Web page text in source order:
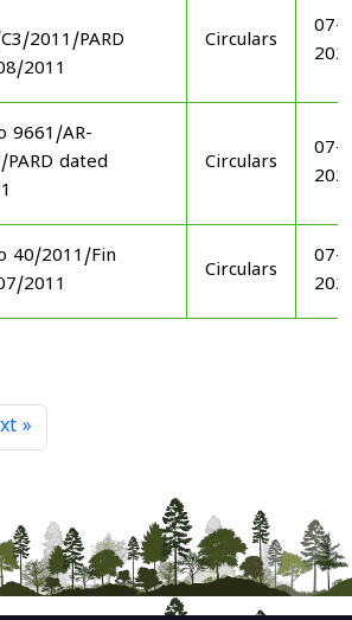
2011/PARD
2011
Circulars
07-
9661/AR-
dated
Circulars
07-
40/2011/Fin
2011
Circulars
07-
»